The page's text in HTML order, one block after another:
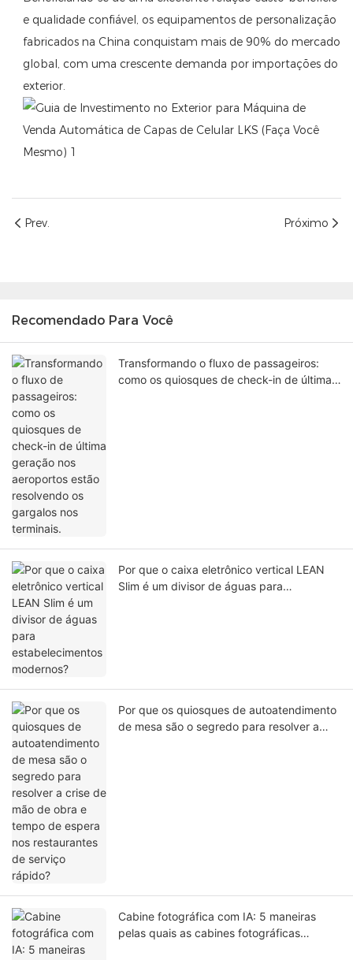
e qualidade confiável, os equipamentos de personalização
fabricados na China conquistam mais de 90% do mercado
global, com uma crescente demanda por importações do
exterior.
Prev. Próximo
Recomendado Para Você
Transformando o fluxo de passageiros:
como os quiosques de check-in de última
Por que o caixa eletrônico vertical LEAN
Slim é um divisor de águas para
Por que os quiosques de autoatendimento
de mesa são o segredo para resolver a
Cabine fotográfica com IA: 5 maneiras
pelas quais as cabines fotográficas